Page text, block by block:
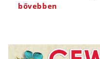
bővebben